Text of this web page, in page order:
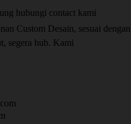
hubungi contact kami
Custom Desain, sesuai dengan
segera hub. Kami